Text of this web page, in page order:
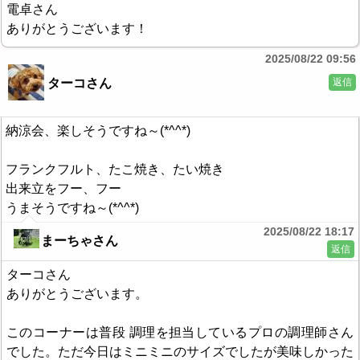
電卓さん
ありがとうございます！
ターコさん
2025/08/22 09:56
返信
納涼会、楽しそうですね～(*^^*)
フランクフルト、たこ焼き、たい焼き
出来立をフー、フー
うまそうですね～(*^^*)
まーちゃさん
2025/08/22 18:17
返信
ターコさん
ありがとうございます。
このコーナーは普段 調理を担当しているプロの調理師さん
でした。ただ今日はミニミニのサイズでしたが美味しかった